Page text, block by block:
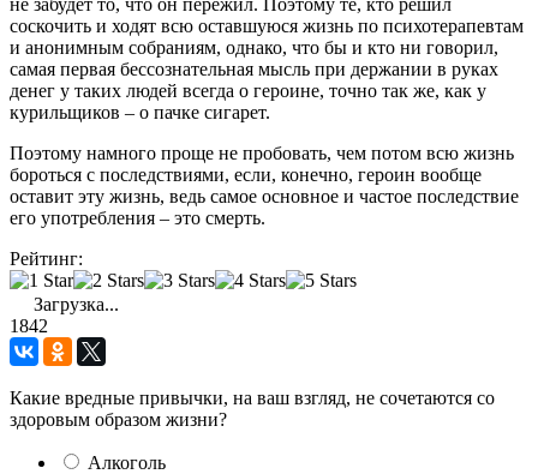
не забудет то, что он пережил. Поэтому те, кто решил
соскочить и ходят всю оставшуюся жизнь по психотерапевтам
и анонимным собраниям, однако, что бы и кто ни говорил,
самая первая бессознательная мысль при держании в руках
денег у таких людей всегда о героине, точно так же, как у
курильщиков – о пачке сигарет.
Поэтому намного проще не пробовать, чем потом всю жизнь
бороться с последствиями, если, конечно, героин вообще
оставит эту жизнь, ведь самое основное и частое последствие
его употребления – это смерть.
Рейтинг:
Загрузка...
1842
Какие вредные привычки, на ваш взгляд, не сочетаются со
здоровым образом жизни?
Алкоголь